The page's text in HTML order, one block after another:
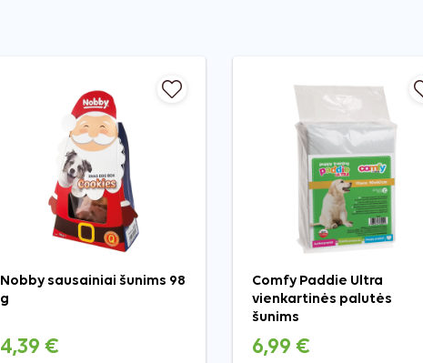
Nobby sausainiai šunims 98
g
4,39 €
Comfy Paddie Ultra
vienkartinės palutės
šunims
6,99 €